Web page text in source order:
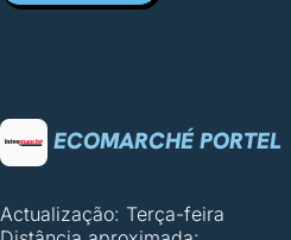
ECOMARCHÉ PORTEL
Actualização: Terça-feira